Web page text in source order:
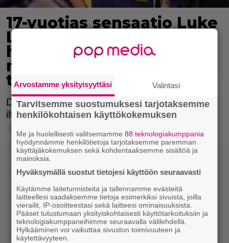
17-vuotias sensaatio Luke
Littler tavoittelee tänään
historian nuorimman
maailmanmestarin
titteliä
Dartsin MM-finaali pelataan tänään perjantai-
iltana.
3.1.2025 15:15
Arvostamme yksityisyyttäsi Valintasi
Tarvitsemme suostumuksesi tarjotaksemme
henkilökohtaisen käyttökokemuksen
Me ja huolellisesti valitsemamme88 teknologiakumppania
hyödynnämme henkilötietoja tarjotaksemme paremman
käyttäjäkokemuksen sekä kohdentaaksemme sisältöä ja
mainoksia.
Hyväksymällä suostut tietojesi käyttöön seuraavasti
Käytämme laitetunnisteita ja tallennamme evästeitä
laitteellesi saadaksemme tietoja esimerkiksi sivuista, joilla
vierailit, IP-osoitteestasi sekä laitteesi ominaisuuksista.
Pääset tutustumaan yksityiskohtaisesti käyttötarkoituksiin ja
teknologiakumppaneihimme seuraavalla välilehdellä.
Hylkääminen voi vaikuttaa sivuston toimivuuteen ja
käytettävyyteen.